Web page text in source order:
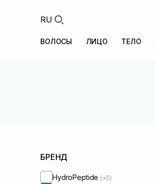
RU
ВОЛОСЫ ЛИЦО ТЕЛО
БРЕНД
HydroPeptide (+5)